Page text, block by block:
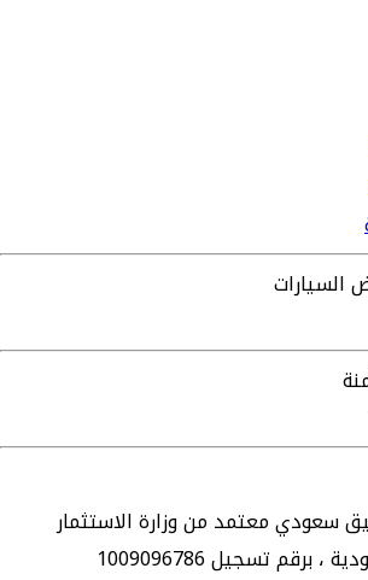
السيارات
سعودي معتمد من وزارة الاستثمار
،برقم تسجيل 1009096786